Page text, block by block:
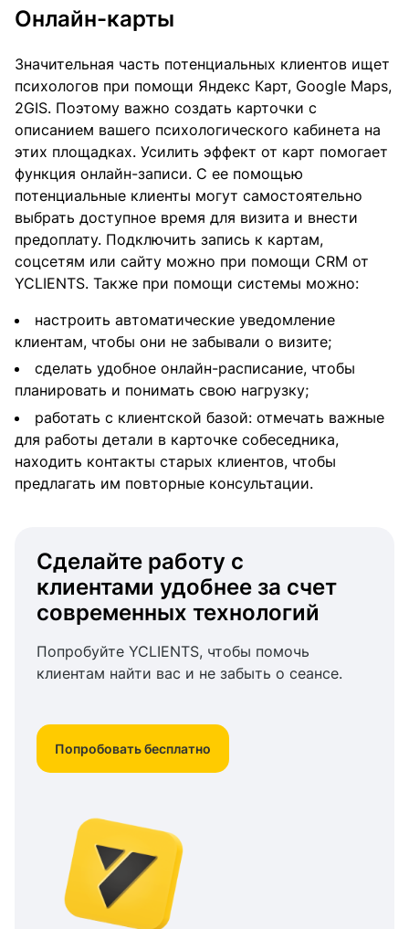
Онлайн-карты
Значительная часть потенциальных клиентов ищет
психологов при помощи Яндекс Карт, Google Maps,
2GIS. Поэтому важно создать карточки с
описанием вашего психологического кабинета на
этих площадках. Усилить эффект от карт помогает
функция онлайн-записи. С ее помощью
потенциальные клиенты могут самостоятельно
выбрать доступное время для визита и внести
предоплату. Подключить запись к картам,
соцсетям или сайту можно при помощи CRM от
YCLIENTS. Также при помощи системы можно:
настроить автоматические уведомление
клиентам, чтобы они не забывали о визите;
сделать удобное онлайн-расписание, чтобы
планировать и понимать свою нагрузку;
работать с клиентской базой: отмечать важные
для работы детали в карточке собеседника,
находить контакты старых клиентов, чтобы
предлагать им повторные консультации.
Сделайте работу с
клиентами удобнее за счет
современных технологий
Попробуйте YCLIENTS, чтобы помочь
клиентам найти вас и не забыть о сеансе.
Попробовать бесплатно